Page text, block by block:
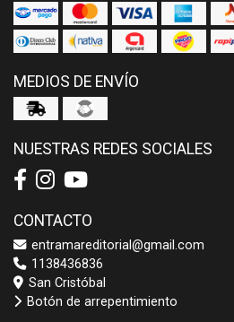
MEDIOS DE ENVÍO
NUESTRAS REDES SOCIALES
CONTACTO
entramareditorial@gmail.com
1138436836
San Cristóbal
Botón de arrepentimiento